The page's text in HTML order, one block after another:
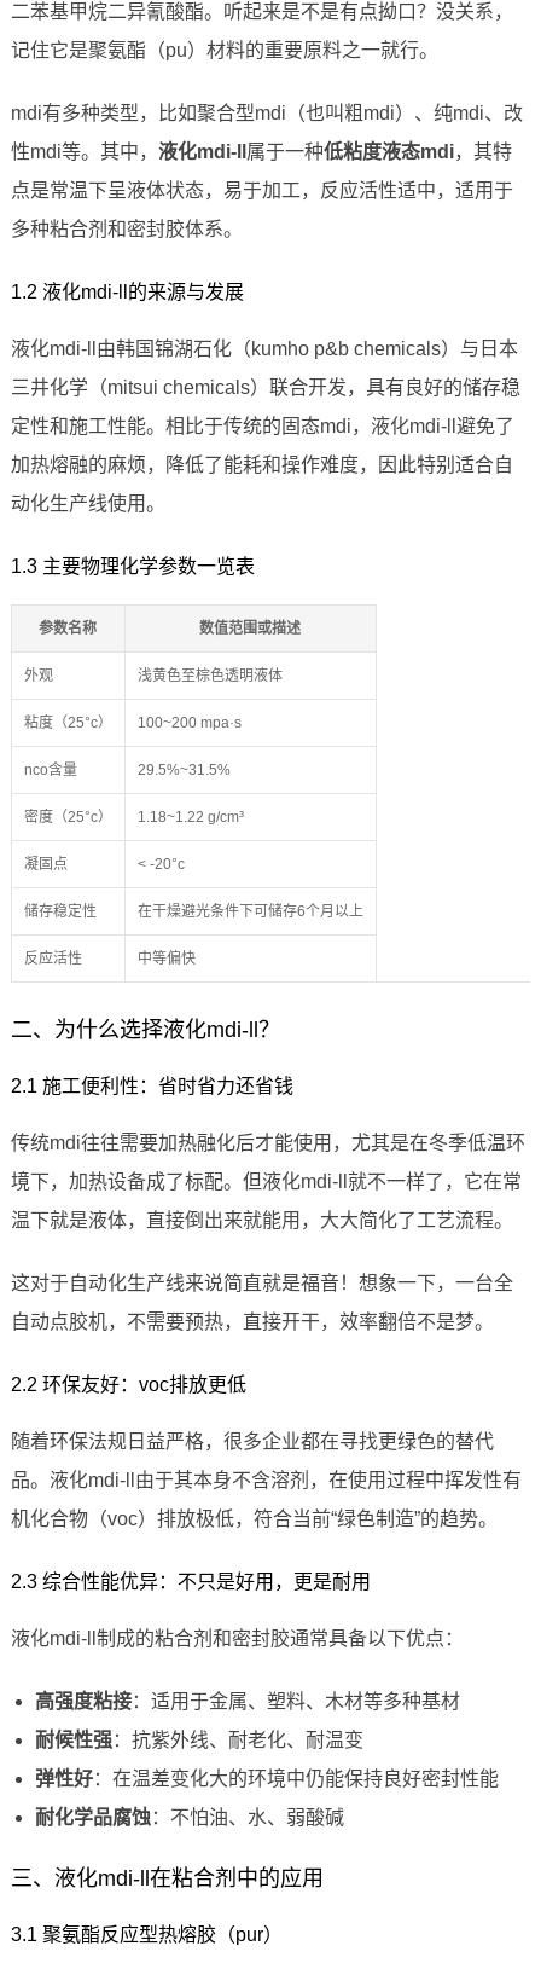
二苯基甲烷二异氰酸酯。听起来是不是有点拗口？没关系，
记住它是聚氨酯（pu）材料的重要原料之一就行。
mdi有多种类型，比如聚合型mdi（也叫粗mdi）、纯mdi、改
性mdi等。其中， 液化mdi-ll 属于一种低粘度液态mdi，其特
点是常温下呈液体状态，易于加工，反应活性适中，适用于
多种粘合剂和密封胶体系。
1.2 液化mdi-ll的来源与发展
液化mdi-ll由韩国锦湖石化（kumho p&b chemicals）与日本
三井化学（mitsui chemicals）联合开发，具有良好的储存稳
定性和施工性能。相比于传统的固态mdi，液化mdi-ll避免了
加热熔融的麻烦，降低了能耗和操作难度，因此特别适合自
动化生产线使用。
1.3 主要物理化学参数一览表
参数名称 数值范围或描述
外观 浅黄色至棕色透明液体
粘度（25°c） 100~200 mpa·s
nco含量 29.5%~31.5%
密度（25°c） 1.18~1.22 g/cm³
凝固点 < -20°c
储存稳定性 在干燥避光条件下可储存6个月以上
反应活性 中等偏快
二、为什么选择液化mdi-ll？
2.1 施工便利性：省时省力还省钱
传统mdi往往需要加热融化后才能使用，尤其是在冬季低温环
境下，加热设备成了标配。但液化mdi-ll就不一样了，它在常
温下就是液体，直接倒出来就能用，大大简化了工艺流程。
这对于自动化生产线来说简直就是福音！想象一下，一台全
自动点胶机，不需要预热，直接开干，效率翻倍不是梦。
2.2 环保友好：voc排放更低
随着环保法规日益严格，很多企业都在寻找更绿色的替代
品。液化mdi-ll由于其本身不含溶剂，在使用过程中挥发性有
机化合物（voc）排放极低，符合当前“绿色制造”的趋势。
2.3 综合性能优异：不只是好用，更是耐用
液化mdi-ll制成的粘合剂和密封胶通常具备以下优点：
高强度粘接：适用于金属、塑料、木材等多种基材
耐候性强：抗紫外线、耐老化、耐温变
弹性好：在温差变化大的环境中仍能保持良好密封性能
耐化学品腐蚀 ：不怕油、水、弱酸碱
三、液化mdi-ll在粘合剂中的应用
3.1 聚氨酯反应型热熔胶（pur）